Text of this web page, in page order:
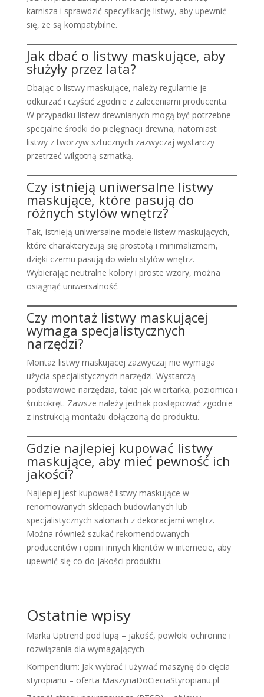
karnisza i sprawdzić specyfikację listwy, aby upewnić
się, że są kompatybilne.
Jak dbać o listwy maskujące, aby
służyły przez lata?
Dbając o listwy maskujące, należy regularnie je
odkurzać i czyścić zgodnie z zaleceniami producenta.
W przypadku listew drewnianych mogą być potrzebne
specjalne środki do pielęgnacji drewna, natomiast
listwy z tworzyw sztucznych zazwyczaj wystarczy
przetrzeć wilgotną szmatką.
Czy istnieją uniwersalne listwy
maskujące, które pasują do
różnych stylów wnętrz?
Tak, istnieją uniwersalne modele listew maskujących,
które charakteryzują się prostotą i minimalizmem,
dzięki czemu pasują do wielu stylów wnętrz.
Wybierając neutralne kolory i proste wzory, można
osiągnąć uniwersalność.
Czy montaż listwy maskującej
wymaga specjalistycznych
narzędzi?
Montaż listwy maskującej zazwyczaj nie wymaga
użycia specjalistycznych narzędzi. Wystarczą
podstawowe narzędzia, takie jak wiertarka, poziomica i
śrubokręt. Zawsze należy jednak postępować zgodnie
z instrukcją montażu dołączoną do produktu.
Gdzie najlepiej kupować listwy
maskujące, aby mieć pewność ich
jakości?
Najlepiej jest kupować listwy maskujące w
renomowanych sklepach budowlanych lub
specjalistycznych salonach z dekoracjami wnętrz.
Można również szukać rekomendowanych
producentów i opinii innych klientów w internecie, aby
upewnić się co do jakości produktu.
Ostatnie wpisy
Marka Uptrend pod lupą – jakość, powłoki ochronne i
rozwiązania dla wymagających
Kompendium: Jak wybrać i używać maszynę do cięcia
styropianu – oferta MaszynaDoCieciaStyropianu.pl